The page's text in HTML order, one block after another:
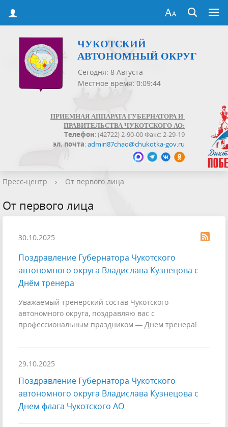
ЧУКОТСКИЙ
АВТОНОМНЫЙ ОКРУГ
Сегодня: 8 Августа
Местное время: 0:09:44
ПРИЕМНАЯ АППАРАТА ГУБЕРНАТОРА И
ПРАВИТЕЛЬСТВА ЧУКОТСКОГО АО:
Телефон: (42722) 2-90-00 Факс: 2-29-19
эл. почта:admin87chao@chukotka-gov.ru
Пресс-центр › От первого лица
От первого лица
30.10.2025
Поздравление Губернатора Чукотского
автономного округа Владислава Кузнецова с
Днём тренера
Уважаемый тренерский состав Чукотского
автономного округа, поздравляю вас с
профессиональным праздником — Днем тренера!
29.10.2025
Поздравление Губернатора Чукотского
автономного округа Владислава Кузнецова с
Днем флага Чукотского АО